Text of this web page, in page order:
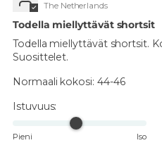
The Netherlands
Todella miellyttävät shortsit
Todella miellyttävät shortsit.
Suosittelet.
Normaali kokosi: 44-46
Istuvuus:
Pieni Iso